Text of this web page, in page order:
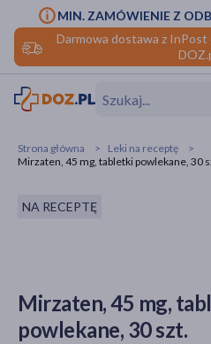
Darmowa dostawa z InPost
MIN. ZAMÓWIENIE Z
Hit
makijażu
Strona główna
Leki na receptę
Mirzaten, 45 mg, tabletki powlekane, 30
NA RECEPTĘ
Mirzaten, 45 mg,
powlekane, 30 szt.